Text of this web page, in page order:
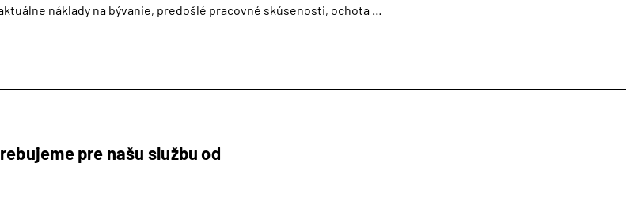
náklady na bývanie, predošlé pracovné skúsenosti, ochota
pre našu službu od